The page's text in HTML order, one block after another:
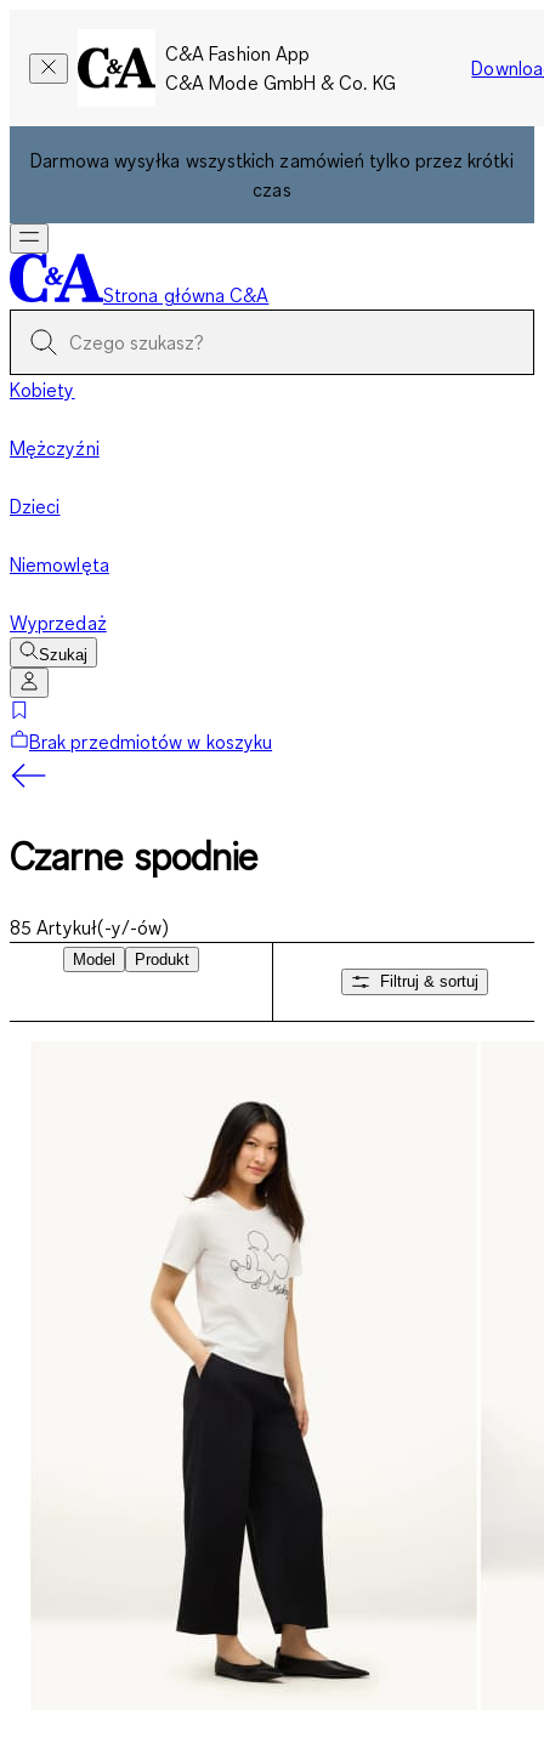
C&A Fashion App
C&A Mode GmbH & Co. KG
Darmowa wysyłka wszystkich zamówień tylko przez krótki
czas
Strona główna C&A
Kobiety
Mężczyźni
Dzieci
Niemowlęta
Wyprzedaż
Szukaj
Brak przedmiotów w koszyku
Czarne spodnie
85 Artykuł(-y/-ów)
Model
Produkt
Filtruj & sortuj